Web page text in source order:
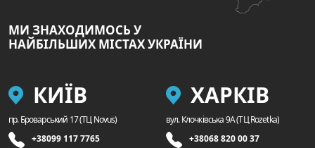
МИ ЗНАХОДИМОСЬ У
НАЙБІЛЬШИХ МІСТАХ УКРАЇНИ
КИЇВ
пр. Броварський 17 (ТЦ Novus)
+38099 117 7765
ХАРКІВ
вул. Клочківська 9A (ТЦ Rozetka)
+38068 820 00 37